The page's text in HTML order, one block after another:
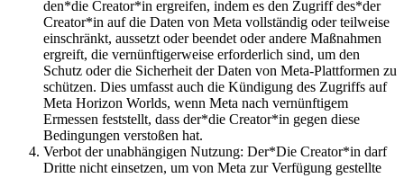
den*die Creator*in ergreifen, indem es den Zugriff des*der
Creator*in auf die Daten von Meta vollständig oder teilweise
einschränkt, aussetzt oder beendet oder andere Maßnahmen
ergreift, die vernünftigerweise erforderlich sind, um den
Schutz oder die Sicherheit der Daten von Meta-Plattformen zu
schützen. Dies umfasst auch die Kündigung des Zugriffs auf
Meta Horizon Worlds, wenn Meta nach vernünftigem
Ermessen feststellt, dass der*die Creator*in gegen diese
Bedingungen verstoßen hat.
Verbot der unabhängigen Nutzung: Der*Die Creator*in darf
Dritte nicht einsetzen, um von Meta zur Verfügung gestellte